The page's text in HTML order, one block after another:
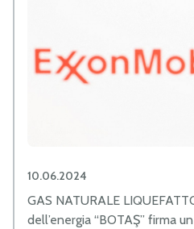
10.06.2024
GAS NATURALE
dell’energia “BOTAŞ” firma